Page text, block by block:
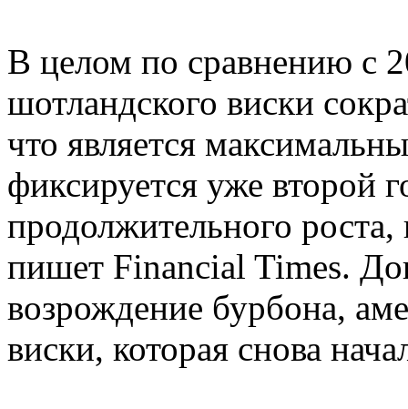
В целом по сравнению с
шотландского виски
что является
фиксируется уже второй
продолжительного роста,
пишет Financial Times.
возрождение бурбона,
виски, которая снова